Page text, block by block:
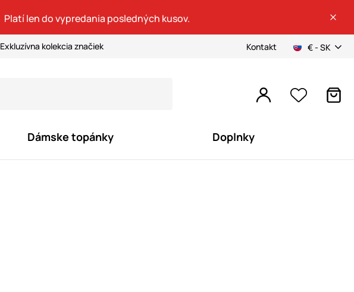
Platí len do vypredania posledných kusov.
Exkluzívna kolekcia značiek Kontakt € - SK
Dámske topánky Doplnky